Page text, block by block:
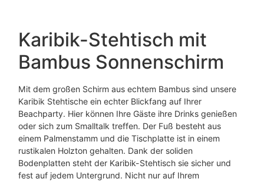
Karibik-Stehtisch mit
Bambus Sonnenschirm
Mit dem großen Schirm aus echtem Bambus sind unsere
Karibik Stehtische ein echter Blickfang auf Ihrer
Beachparty. Hier können Ihre Gäste ihre Drinks genießen
oder sich zum Smalltalk treffen. Der Fuß besteht aus
einem Palmenstamm und die Tischplatte ist in einem
rustikalen Holzton gehalten. Dank der soliden
Bodenplatten steht der Karibik-Stehtisch sie sicher und
fest auf jedem Untergrund. Nicht nur auf Ihrem